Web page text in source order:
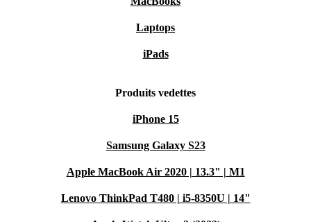
Laptops
iPads
Produits vedettes
iPhone 15
Samsung Galaxy S23
Apple MacBook Air 2020 | 13.3" | M1
Lenovo ThinkPad T480 | i5-8350U | 14"